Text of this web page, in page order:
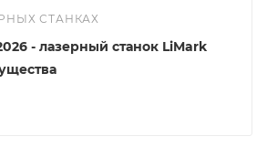
СТАНКАХ
- лазерный станок LiMark